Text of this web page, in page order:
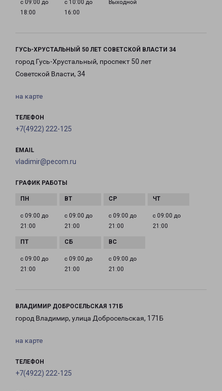
с 09:00 до
18:00
с 10:00 до
16:00
Выходной
ГУСЬ-ХРУСТАЛЬНЫЙ 50 ЛЕТ СОВЕТСКОЙ ВЛАСТИ 34
город Гусь-Хрустальный, проспект 50 лет
Советской Власти, 34
на карте
ТЕЛЕФОН
+7(4922) 222-125
EMAIL
vladimir@pecom.ru
ГРАФИК РАБОТЫ
с 09:00 до
21:00
с 09:00 до
21:00
с 09:00 до
21:00
с 09:00 до
21:00
с 09:00 до
21:00
с 09:00 до
21:00
с 09:00 до
21:00
ВЛАДИМИР ДОБРОСЕЛЬСКАЯ 171Б
город Владимир, улица Добросельская, 171Б
на карте
ТЕЛЕФОН
+7(4922) 222-125